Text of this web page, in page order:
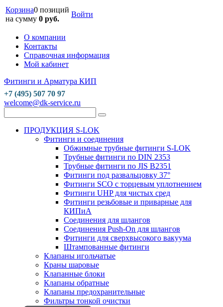
Корзина0 позиций
на сумму 0 руб.
Войти
О компании
Контакты
Справочная информация
Мой кабинет
Фитинги и Арматура КИП
+7 (495) 507 70 97
welcome@dk-service.ru
ПРОДУКЦИЯ S-LOK
Фитинги и соединения
Обжимные трубные фитинги S-LOK
Трубные фитинги по DIN 2353
Трубные фитинги по JIS B2351
Фитинги под развальцовку 37°
Фитинги SCO с торцевым уплотнением
Фитинги UHP для чистых сред
Фитинги резьбовые и приварные для
КИПиА
Соединения для шлангов
Соединения Push-On для шлангов
Фитинги для сверхвысокого вакуума
Штампованные фитинги
Клапаны игольчатые
Краны шаровые
Клапанные блоки
Клапаны обратные
Клапаны предохранительные
Фильтры тонкой очистки